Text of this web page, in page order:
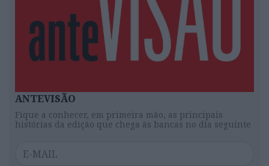
ANTEVISÃO
Fique a conhecer, em primeira mão, as principais
histórias da edição que chega às bancas no dia seguinte